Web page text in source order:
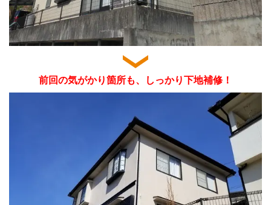
前回の気がかり箇所も、しっかり下地補修！